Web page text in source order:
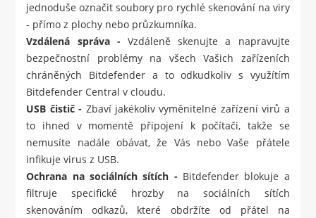
jednoduše označit soubory pro rychlé skenování na viry
- přímo z plochy nebo průzkumníka.
Vzdálená správa - Vzdáleně skenujte a napravujte
bezpečnostní problémy na všech Vašich zařízeních
chráněných Bitdefender a to odkudkoliv s využítím
Bitdefender Central v cloudu.
USB čistič - Zbaví jakékoliv vyměnitelné zařízení virů a
to ihned v momentě připojení k počítači, takže se
nemusíte nadále obávat, že Vás nebo Vaše přátele
infikuje virus z USB.
Ochrana na sociálních sítích - Bitdefender blokuje a
filtruje specifické hrozby na sociálních sítích
skenováním odkazů, které obdržíte od přátel na